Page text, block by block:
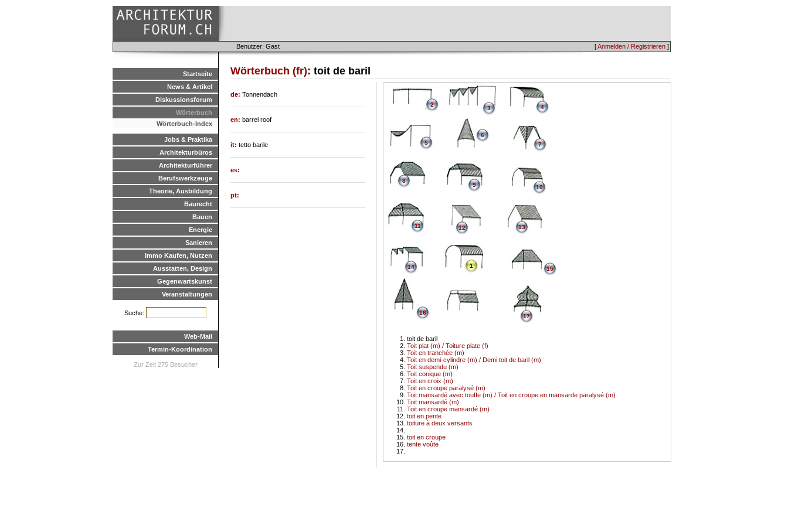
[Anmelden / Registrieren ]
Benutzer: Gast
Startseite
News & Artikel
Diskussionsforum
Wörterbuch
Wörterbuch-Index
Jobs & Praktika
Architekturbüros
Architekturführer
Berufswerkzeuge
Theorie, Ausbildung
Baurecht
Bauen
Energie
Sanieren
Immo Kaufen, Nutzen
Ausstatten, Design
Gegenwartskunst
Veranstaltungen
Suche:
Web-Mail
Termin-Koordination
Zur Zeit 275 Besucher
Wörterbuch (fr): toit de baril
1
toit de baril
Toit plat (m) / Toiture plate (f)
2
Toit en tranchée (m)
3
Toit en demi-cylindre (m) / Demi toit de baril (m)
4
Toit suspendu (m)
5
Toit conique (m)
6
Toit en croix (m)
7
Toit en croupe paralysé (m)
8
Toit mansardé avec touffe (m) / Toit en croupe en mansarde paralysé (m)
9
Toit mansardé (m)
10
Toit en croupe mansardé (m)
11
toit en pente
12
toiture à deux versants
13
14
toit en croupe
15
tente voûte
16
17
de: Tonnendach
en: barrel roof
it: tetto barile
es:
pt: